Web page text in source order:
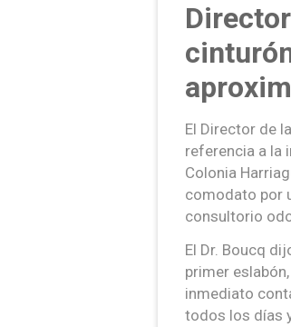
El Director de
referencia a la
Colonia
comodato por
consultorio
El Dr. Boucq
primer
inmediato
todos los días